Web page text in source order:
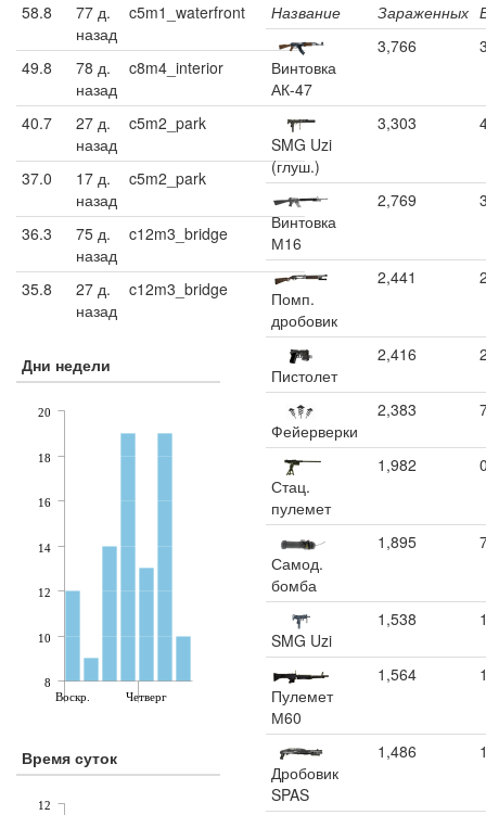
58.8
77 д.
назад
c5m1_waterfront
49.8
78 д.
назад
c8m4_interior
40.7
27 д.
назад
c5m2_park
37.0
17 д.
назад
c5m2_park
36.3
75 д.
назад
c12m3_bridge
35.8
27 д.
назад
c12m3_bridge
Дни недели
Воскр. Четверг
8
10
12
14
16
18
20
Время суток
12
Название
Зараженных
Винтовка
АК-47
3,766
SMG Uzi
(глуш.)
3,303
Винтовка
М16
2,769
Помп.
дробовик
2,441
Пистолет
2,416
Фейерверки
2,383
Стац.
пулемет
1,982
Самод.
бомба
1,895
SMG Uzi
1,538
Пулемет
М60
1,564
Дробовик
SPAS
1,486